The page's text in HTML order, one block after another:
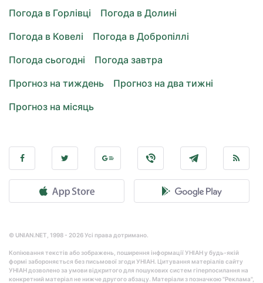
Погода в Горлівці
Погода в Долині
Погода в Ковелі
Погода в Добропіллі
Погода сьогодні
Погода завтра
Прогноз на тиждень
Прогноз на два тижні
Прогноз на місяць
© UNIAN.NET, 1998 - 2026 Усі права дотримано.
Копіювання текстів або зображень, поширення інформації УНІАН у будь-якій
формі забороняється без письмової згоди УНІАН. Цитування матеріалів сайту
УНІАН дозволено за умови відкритого для пошукових систем гіперпосилання на
конкретний матеріал не нижче другого абзацу. Матеріали з позначкою "Реклама",